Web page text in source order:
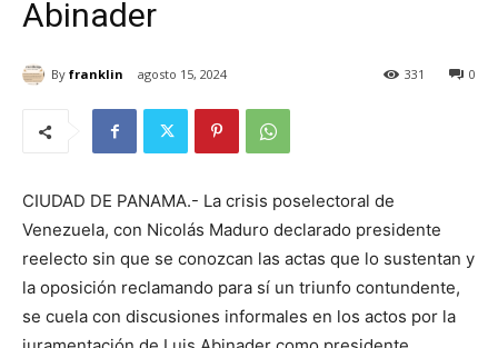
Abinader
By franklin agosto 15, 2024 0
331
CIUDAD DE PANAMA.- La crisis poselectoral de
Venezuela, con Nicolás Maduro declarado presidente
reelecto sin que se conozcan las actas que lo sustentan y
la oposición reclamando para sí un triunfo contundente,
se cuela con discusiones informales en los actos por la